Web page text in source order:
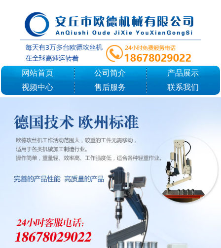
网站首页 公司简介
产品展示
视频中心
售后服务 联系我们